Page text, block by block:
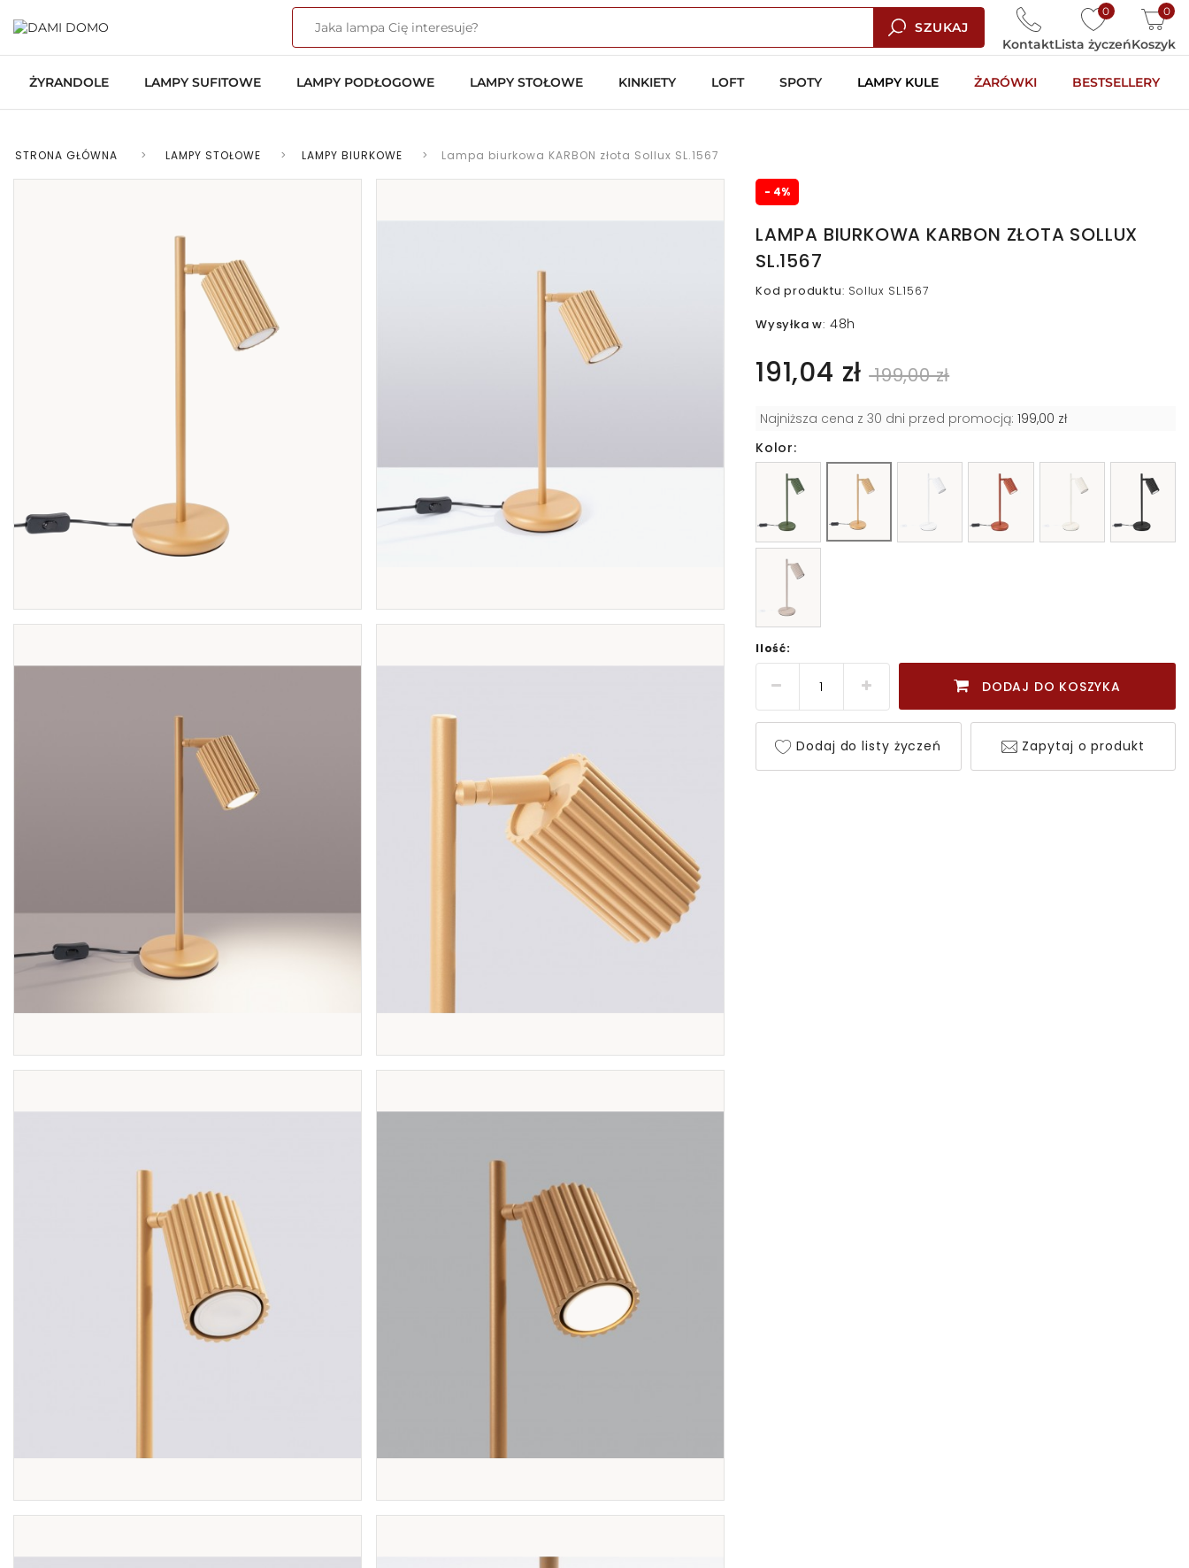
SZUKAJ
0
Lista życzeń
0
Koszyk
Kontakt
ŻYRANDOLE LAMPY SUFITOWE LAMPY PODŁOGOWE LAMPY STOŁOWE KINKIETY LOFT SPOTY LAMPY KULE ŻARÓWKI BESTSELLERY
STRONA GŁÓWNA > LAMPY STOŁOWE > LAMPY BIURKOWE > Lampa biurkowa KARBON złota Sollux SL.1567
- 4%
LAMPA BIURKOWA KARBON ZŁOTA SOLLUX
SL.1567
Kod produktu: Sollux SL.1567
Wysyłka w: 48h
191,04 zł 199,00 zł
Najniższa cena z 30 dni przed promocją: 199,00 zł
Kolor:
Ilość:
DODAJ DO KOSZYKA
Dodaj do listy życzeń Zapytaj o produkt